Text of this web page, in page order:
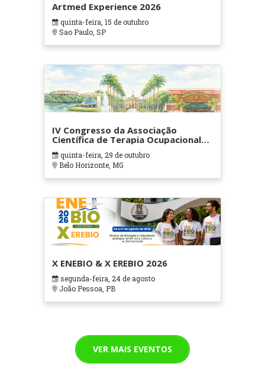
Artmed Experience 2026
quinta-feira, 15 de outubro
Sao Paulo, SP
IV Congresso da Associação
Científica de Terapia Ocupacional
em Contextos Hospitalares e
Cuidados Paliativos - ATOHOSP
quinta-feira, 29 de outubro
Belo Horizonte, MG
X ENEBIO & X EREBIO 2026
segunda-feira, 24 de agosto
João Pessoa, PB
VER MAIS EVENTOS